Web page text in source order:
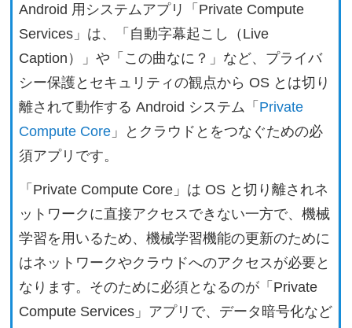
Android 用システムアプリ「Private Compute
Services」は、「自動字幕起こし（Live
Caption）」や「この曲なに？」など、プライバ
シー保護とセキュリティの観点から OS とは切り
離されて動作する Android システム「 Private
Compute Core」とクラウドとをつなぐための必
須アプリです。
「Private Compute Core」は OS と切り離されネ
ットワークに直接アクセスできない一方で、機械
学習を用いるため、機械学習機能の更新のために
はネットワークやクラウドへのアクセスが必要と
なります。そのために必須となるのが「Private
Compute Services」アプリで、データ暗号化など